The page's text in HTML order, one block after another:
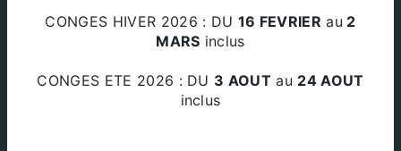
CONGES HIVER 2026 : DU 16 FEVRIER au 2
MARS inclus
CONGES ETE 2026 : DU 3 AOUT au 24 AOUT
inclus
BEAUMETTES